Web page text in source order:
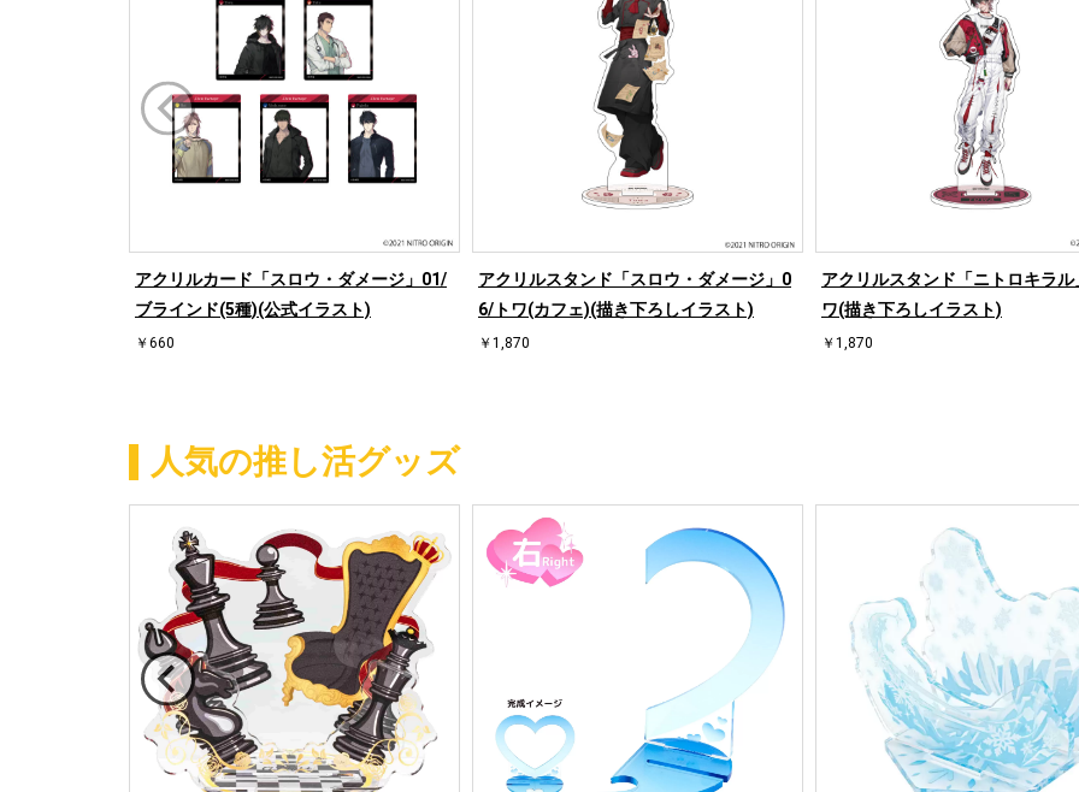
アクリルカード「スロウ・ダメージ」01/
ブラインド(5種)(公式イラスト)
￥660
アクリルスタンド「スロウ・ダメージ」0
6/トワ(カフェ)(描き下ろしイラスト)
￥1,870
アクリルスタンド「ニトロキラ
ワ(描き下ろしイラスト)
￥1,870
人気の推し活グッズ